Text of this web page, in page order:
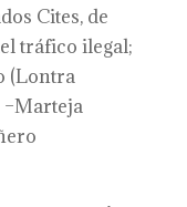
Cites, de
tráfico ilegal;
(Lontra